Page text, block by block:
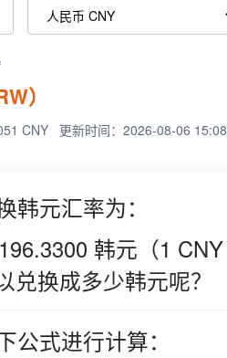
）
CNY 更新时间：2026-08-06
韩元汇率为：
韩元（1
兑换成多少韩元呢？
公式进行计算：